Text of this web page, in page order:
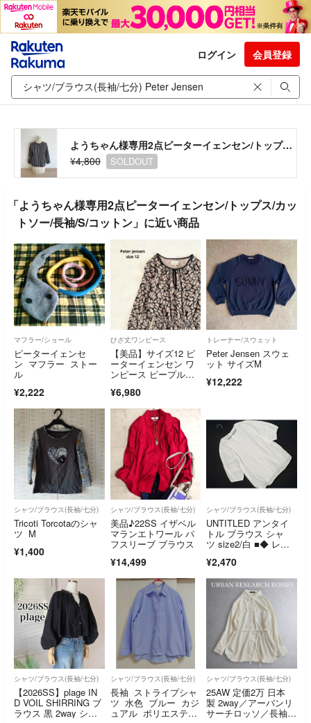
ログイン 会員登録
ようちゃん様専用2点ピーターイェンセン/トップス/カットソー/長袖/S/コットン
¥4,800
SOLDOUT
「ようちゃん様専用2点ピーターイェンセン/トップス/カッ
トソー/長袖/S/コットン」に近い商品
マフラー/ショール
ピーターイェンセ
ン マフラー ストー
ル
¥2,222
ひざ丈ワンピース
【美品】サイズ12 ピ
ーターイェンセン ワ
ンピース ピープルツ
¥6,980
トレーナー/スウェット
Peter Jensen スウェ
ット サイズM
¥12,222
シャツ/ブラウス(長袖/七分)
Tricoti Torcotaのシャ
ツ M
¥1,400
シャツ/ブラウス(長袖/七分)
美品♪22SS イザベル
マランエトワール パ
フスリーブ ブラウス
¥14,499
シャツ/ブラウス(長袖/七分)
UNTITLED アンタイ
トル ブラウス シャ
ツ size2/白 ■◆ レデ
¥2,470
シャツ/ブラウス(長袖/七分)
【2026SS】plage IN
D VOIL SHIRRING ブ
ラウス 黒 2way シャ
シャツ/ブラウス(長袖/七分)
長袖 ストライプシャ
ツ 水色 ブルー カジ
ュアル ポリエステ
シャツ/ブラウス(長袖/七分)
25AW 定価2万 日本
製 2way／アーバンリ
サーチロッソ／長袖シ